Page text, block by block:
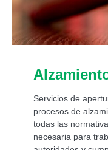
Servicios de
procesos de
todas las
necesaria para